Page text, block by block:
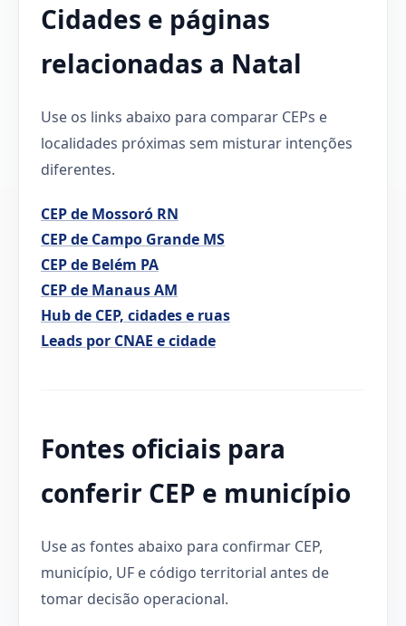
Cidades e páginas
relacionadas a Natal
Use os links abaixo para comparar CEPs e
localidades próximas sem misturar intenções
diferentes.
CEP de Mossoró RN
CEP de Campo Grande MS
CEP de Belém PA
CEP de Manaus AM
Hub de CEP, cidades e ruas
Leads por CNAE e cidade
Fontes oficiais para
conferir CEP e município
Use as fontes abaixo para confirmar CEP,
município, UF e código territorial antes de
tomar decisão operacional.